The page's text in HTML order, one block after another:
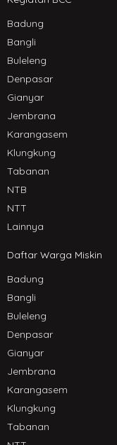
Badung
Bangli
Buleleng
Denpasar
Gianyar
Jembrana
Karangasem
Klungkung
Tabanan
NTB
NTT
Lainnya
Daftar Warga Miskin
Badung
Bangli
Buleleng
Denpasar
Gianyar
Jembrana
Karangasem
Klungkung
Tabanan